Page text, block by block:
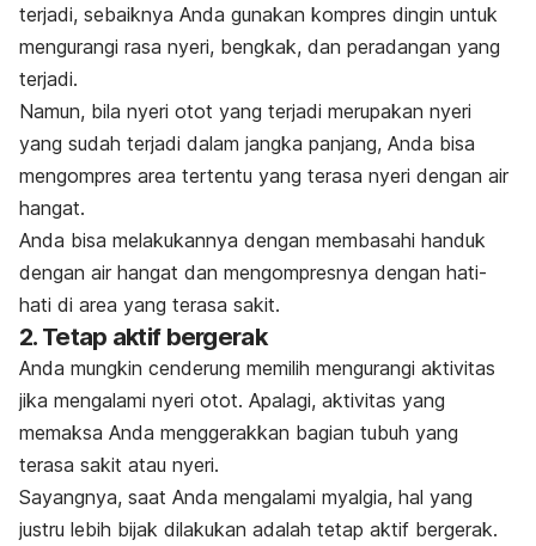
terjadi, sebaiknya Anda gunakan kompres dingin untuk
mengurangi rasa nyeri, bengkak, dan peradangan yang
terjadi.
Namun, bila nyeri otot yang terjadi merupakan nyeri
yang sudah terjadi dalam jangka panjang, Anda bisa
mengompres area tertentu yang terasa nyeri dengan air
hangat.
Anda bisa melakukannya dengan membasahi handuk
dengan air hangat dan mengompresnya dengan hati-
hati di area yang terasa sakit.
2. Tetap aktif bergerak
Anda mungkin cenderung memilih mengurangi aktivitas
jika mengalami nyeri otot. Apalagi, aktivitas yang
memaksa Anda menggerakkan bagian tubuh yang
terasa sakit atau nyeri.
Sayangnya, saat Anda mengalami myalgia, hal yang
justru lebih bijak dilakukan adalah tetap aktif bergerak.